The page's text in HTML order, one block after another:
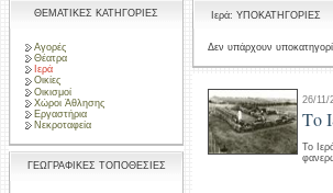
ΘΕΜΑΤΙΚΕΣ ΚΑΤΗΓΟΡΙΕΣ
Αγορές
Θέατρα
Ιερά
Οικίες
Οικισμοί
Χώροι Άθλησης
Εργαστήρια
Νεκροταφεία
ΓΕΩΓΡΑΦΙΚΕΣ ΤΟΠΟΘΕΣΙΕΣ
Ιερά: ΥΠΟΚΑΤΗΓΟΡΙΕΣ
Δεν υπάρχουν
26/11/
Το
Το